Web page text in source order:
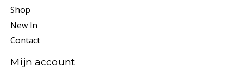
Shop
New In
Contact
Mijn account